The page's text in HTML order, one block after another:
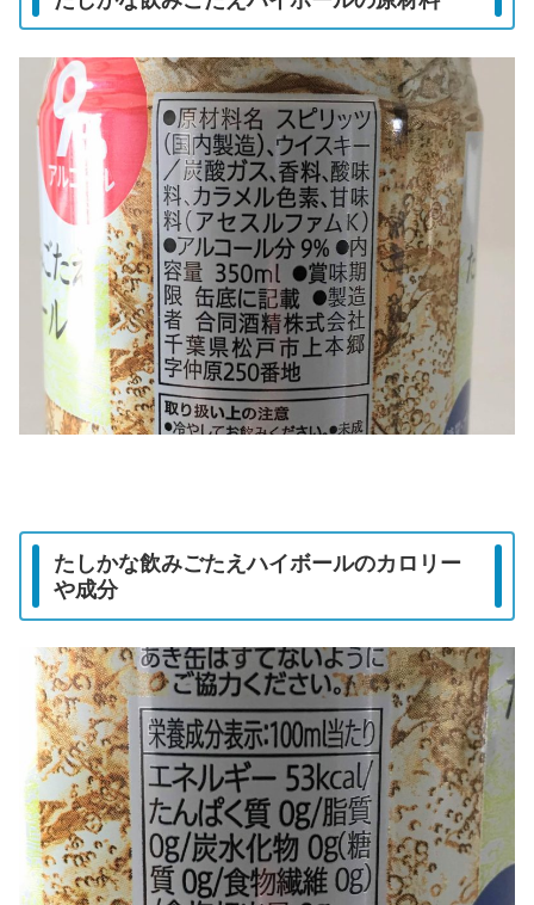
たしかな飲みごたえハイボールのカロリー
や成分